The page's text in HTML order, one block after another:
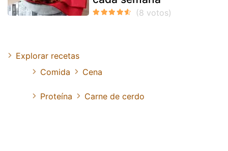
Explorar recetas
Comida
Cena
Proteína Carne de cerdo